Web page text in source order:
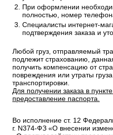
При оформлении
полностью, номер
Специалисты интернет-
подтверждения заказа и
Любой груз, отправляемый
подлежит страхованию,
получить компенсацию от
повреждения или утраты
транспортировки.
Для получении заказа в
предоставление паспорта.
Во исполнение ст. 12
г. N374-ФЗ «О внесении